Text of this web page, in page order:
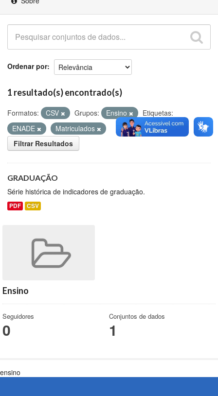
Ordenar por
1 resultado(s) encontrado(s)
Formatos: CSV Grupos: Ensino
Etiquetas:
ENADE
Matriculados
Filtrar Resultados
GRADUAÇÃO
Série histórica de indicadores de graduação.
PDF CSV
Ensino
Seguidores
0
Conjuntos de dados
1
ensino